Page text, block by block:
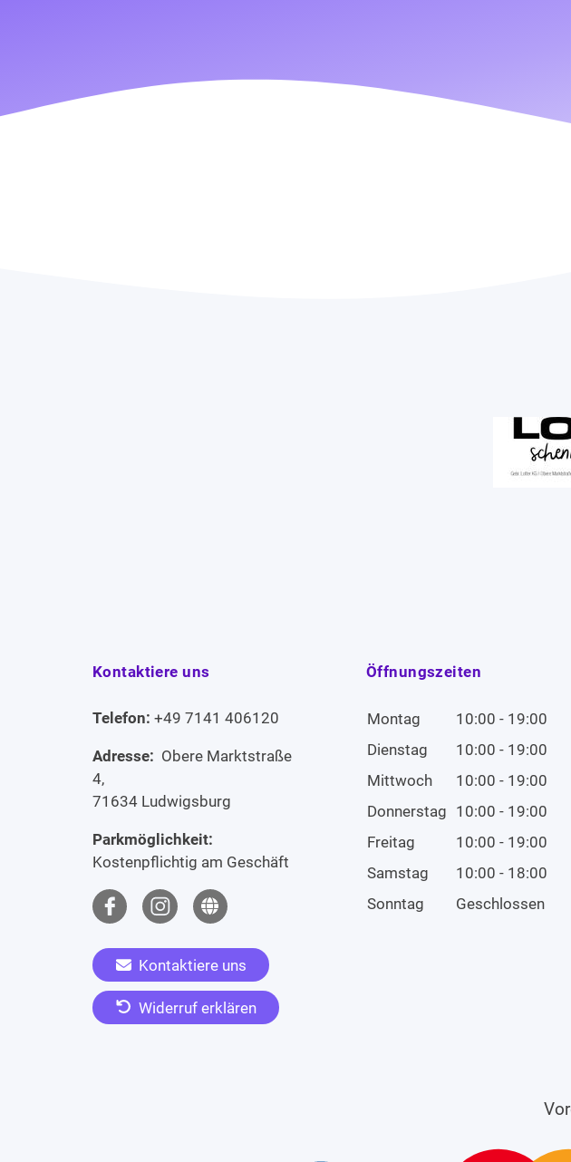
Kontaktiere uns
Telefon: +49 7141 406120
Adresse: Obere Marktstraße
4,
71634 Ludwigsburg
Parkmöglichkeit:
Kostenpflichtig am Geschäft
Kontaktiere uns
Widerruf erklären
Öffnungszeiten
Montag
10:00 - 19:00
Dienstag
10:00 - 19:00
Mittwoch
10:00 - 19:00
Donnerstag 10:00 - 19:00
Freitag
10:00 - 19:00
Samstag
10:00 - 18:00
Sonntag
Geschlossen